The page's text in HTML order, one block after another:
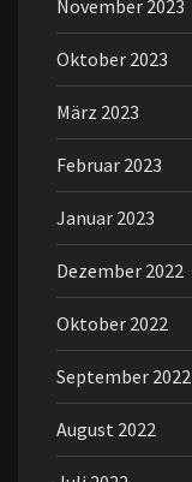
November 2023
Oktober 2023
März 2023
Februar 2023
Januar 2023
Dezember 2022
Oktober 2022
September 2022
August 2022